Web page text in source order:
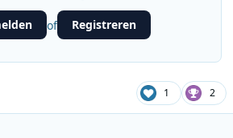
of Registreren
1 2